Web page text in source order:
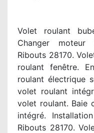
Volet roulant
Changer moteur
Ribouts 28170.
roulant fenêtre.
roulant électrique
volet roulant
volet roulant. Baie
intégré.
Ribouts 28170.